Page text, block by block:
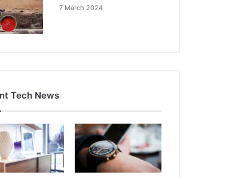
7 March 2024
Tech News